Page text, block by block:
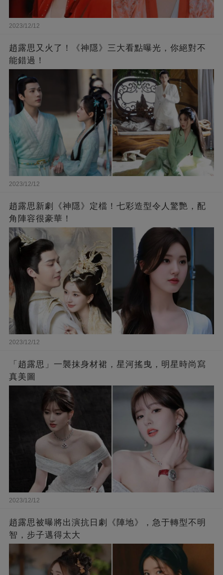
2023/12/12
趙露思又火了！《神隱》三大看點曝光，你絕對不
能錯過！
2023/12/12
趙露思新劇《神隱》定檔！七彩造型令人驚艷，配
角陣容很豪華！
2023/12/12
「趙露思」一襲抹身材裙，星河搖曳，明星時尚寫
真美圖
2023/12/12
趙露思被曝將出演抗日劇《陣地》，急于轉型不明
智，步子邁得太大